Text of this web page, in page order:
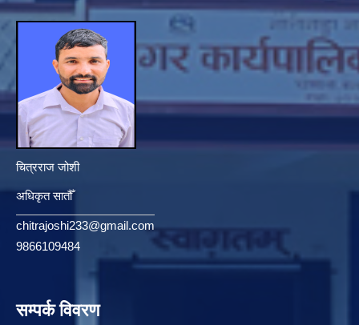
चित्रराज जोशी
अधिकृत सातौँ
chitrajoshi233@gmail.com
9866109484
सम्पर्क विवरण